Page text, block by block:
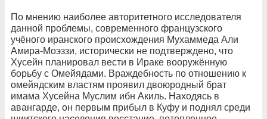
По мнению наиболее авторитетного исследователя
данной проблемы, современного французского
учёного иранского происхождения Мухаммеда Али
Амира-Моэззи, исторически не подтверждено, что
Хусейн планировал вести в Ираке вооружённую
борьбу с Омейядами. Враждебность по отношению к
омейядским властям проявил двоюродный брат
имама Хусейна Муслим ибн Акиль. Находясь в
авангарде, он первым прибыл в Куфу и поднял среди